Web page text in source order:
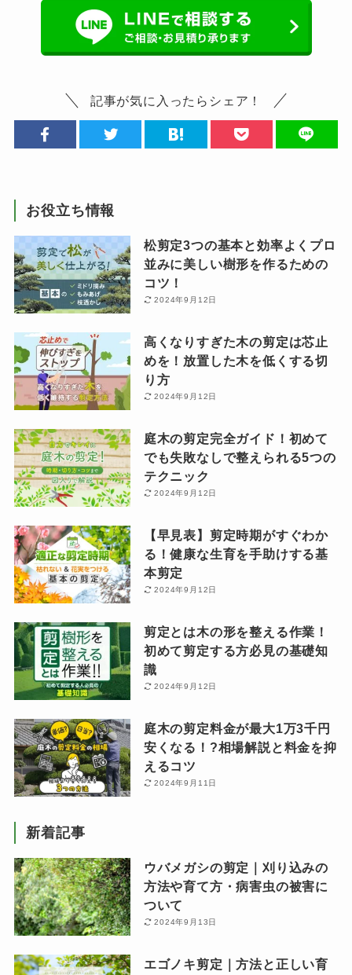
記事が気に入ったらシェア！
お役立ち情報
松剪定3つの基本と効率よくプロ
並みに美しい樹形を作るための
コツ！
2024年9月12日
高くなりすぎた木の剪定は芯止
めを！放置した木を低くする切
り方
2024年9月12日
庭木の剪定完全ガイド！初めて
でも失敗なしで整えられる5つの
テクニック
2024年9月12日
【早見表】剪定時期がすぐわか
る！健康な生育を手助けする基
本剪定
2024年9月12日
剪定とは木の形を整える作業！
初めて剪定する方必見の基礎知
識
2024年9月12日
庭木の剪定料金が最大1万3千円
安くなる！?相場解説と料金を抑
えるコツ
2024年9月11日
新着記事
ウバメガシの剪定｜刈り込みの
方法や育て方・病害虫の被害に
ついて
2024年9月13日
エゴノキ剪定｜方法と正しい育